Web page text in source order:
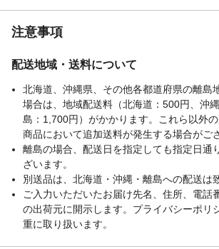
ウム塩)、安定化剤、香料
使用方法
ボトルへのつめかえ方/
口の付け根部をしっか
矢印の方向にまわして
注ぐ。つめかえ袋の上
ち、ゆっくり注ぎ入れ
使用上の注意
量の目安を参考に、周
上、お使い下さい。●子
の届く所に置かない。
い。●洗剤、漂白剤など
注意事項
配送地域・送料について
北海道、沖縄県、その他各都道府県の離島
場合は、地域配送料（北海道：500円、沖
島：1,700円）がかかります。これら以外
商品において追加送料が発生する場合がご
離島の場合、配送日を指定しても指定日通
ざいます。
別送品は、北海道・沖縄・離島への配送は
ご入力いただいたお届け先名、住所、電話
の出荷元に開示します。プライバシーポリ
重に取り扱います。